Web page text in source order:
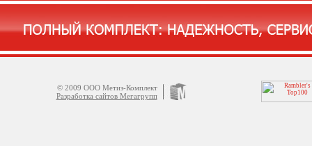
© 2009 ООО Метиз-Комплект
Разработка сайтов Мегагрупп